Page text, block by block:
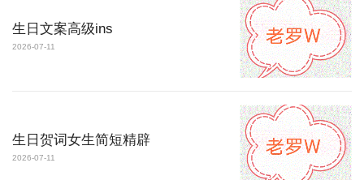
生日文案高级ins
2026-07-11
生日贺词女生简短精辟
2026-07-11